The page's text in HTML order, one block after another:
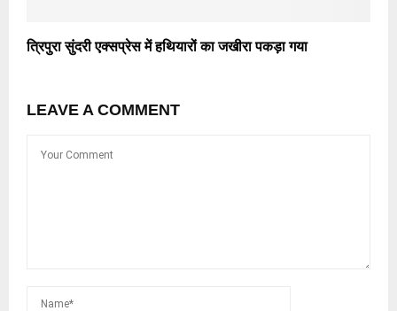
त्रिपुरा सुंदरी एक्सप्रेस में हथियारों का जखीरा पकड़ा गया
LEAVE A COMMENT